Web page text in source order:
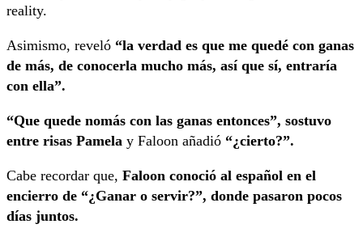
reality.
Asimismo, reveló “la verdad es que me quedé con ganas
de más, de conocerla mucho más, así que sí, entraría
con ella”.
“Que quede nomás con las ganas entonces”, sostuvo
entre risas Pamela y Faloon añadió “¿cierto?”.
Cabe recordar que, Faloon conoció al español en el
encierro de “¿Ganar o servir?”, donde pasaron pocos
días juntos.